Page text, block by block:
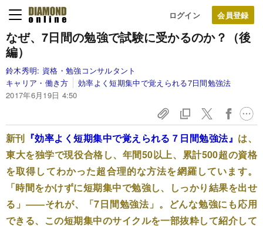
ログイン
なぜ、7日間の勉強で試験に受かるのか？（後
編）
鈴木秀明: 資格・勉強コンサルタント
キャリア・働き方
効率よく短期集中で覚えられる7日間勉強法
2017年6月19日 4:50
新刊 『効率よく短期集中で覚えられる７日間勉強法』 は、
東大を独学で現役合格し、年間50以上、累計500超の資格
を取得してわかった超合理的な方法を網羅しています。
「時間をかけずに短期集中で勉強し、しっかり結果を出せ
る」――それが、「7日間勉強法」。どんな勉強にも応用
できる、この短期集中のサイクルを一部抜粋して紹介して